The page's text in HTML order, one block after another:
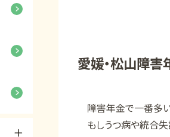
愛媛・松山障
障害年金で一番多
もしうつ病や統合